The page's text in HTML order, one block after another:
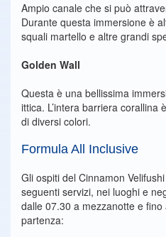
Ampio canale che si può
Durante questa immersione è
squali martello e altre grandi
Golden Wall
Questa è una bellissima
ittica. L’intera barriera corallina
di diversi colori.
Formula All Inclusive
Gli ospiti del Cinnamon
seguenti servizi, nei luoghi e
dalle 07.30 a mezzanotte e
partenza: